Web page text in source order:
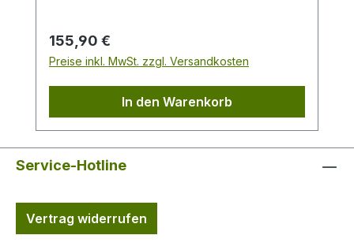
Bewegungsfreiheit. Die seitlichen, mit
Netzgewebe unterlegten Lüftungsschlitze
sorgen für einen optimalen
Temperaturausgleich und machen diese
Hose zum perfekten Kleidungsstück bei
allen Jagd- & Outdooraktivitäten. Schlanke
SilhouetteZwei EinschubtaschenZwei
eingesetzte Beintaschen mit
Gesäßtasche mit verdecktem
Reißverschluss Elastischer
Regulärer Preis:
155,90 €
Preise inkl. MwSt. zzgl. Versandkosten
In den Warenkorb
Service-Hotline
Vertrag widerrufen